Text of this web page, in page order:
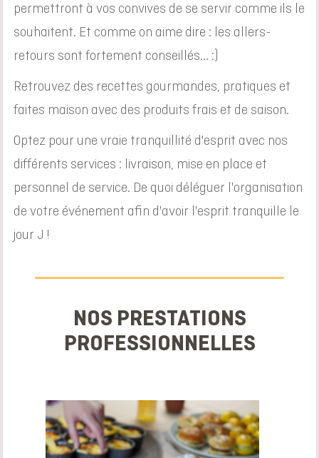
permettront à vos convives de se servir comme ils le
souhaitent. Et comme on aime dire : les allers-
retours sont fortement conseillés... :)
Retrouvez des recettes gourmandes, pratiques et
faites maison avec des produits frais et de saison.
Optez pour une vraie tranquillité d'esprit avec nos
différents services : livraison, mise en place et
personnel de service. De quoi déléguer l'organisation
de votre événement afin d'avoir l'esprit tranquille le
jour J !
NOS PRESTATIONS
PROFESSIONNELLES